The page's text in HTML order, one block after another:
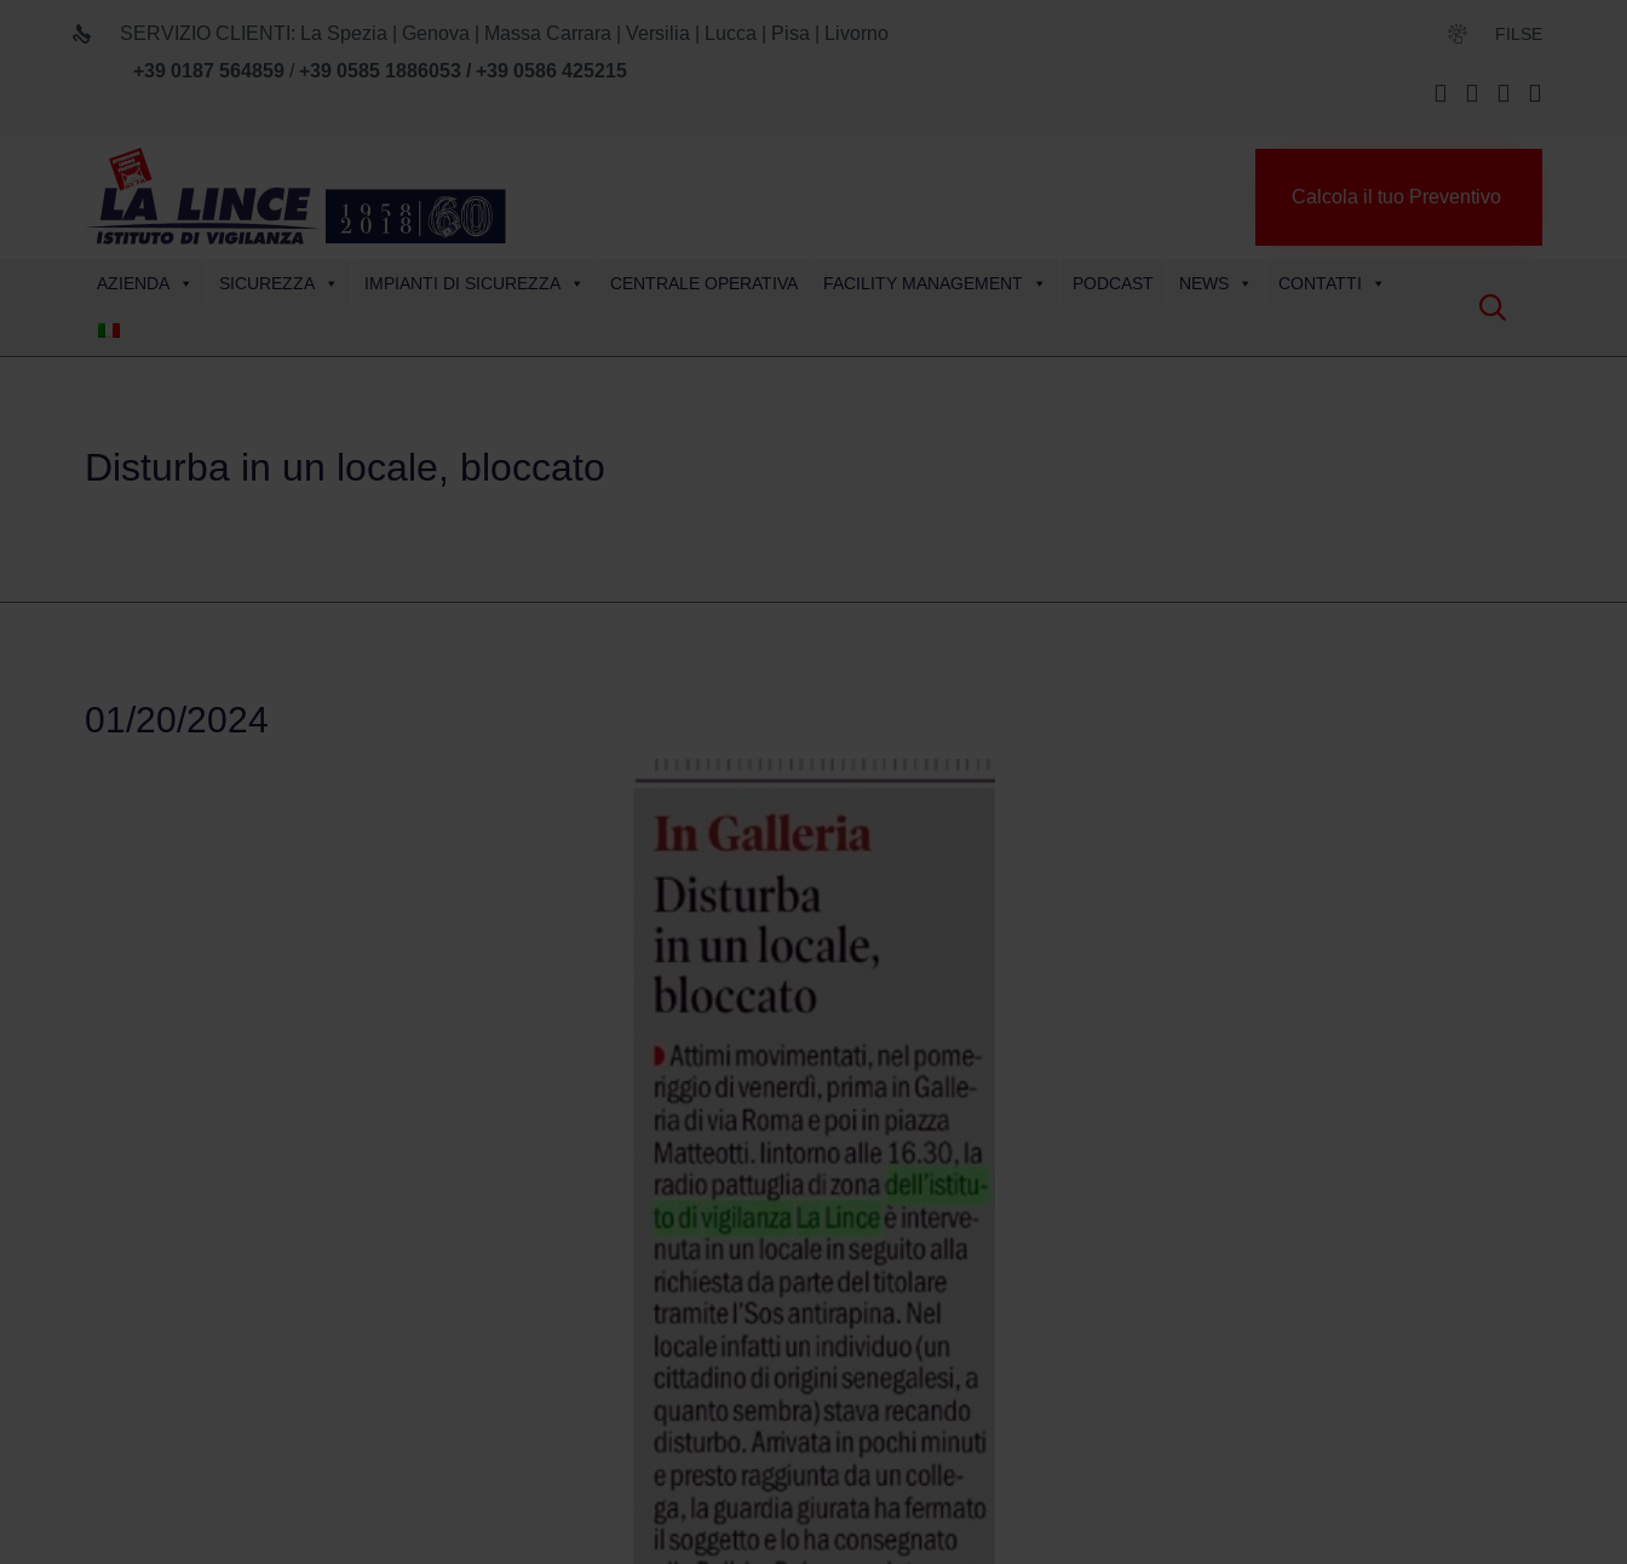
SERVIZIO CLIENTI: La Spezia | Genova | Massa Carrara | Versilia | Lucca | Pisa | Livorno
+39 0187 564859 / +39 0585 1886053 / +39 0586 425215
FILSE
Calcola il tuo Preventivo
AZIENDA SICUREZZA IMPIANTI DI SICUREZZA CENTRALE OPERATIVA FACILITY MANAGEMENT PODCAST NEWS CONTATTI

Disturba in un locale, bloccato
01/20/2024